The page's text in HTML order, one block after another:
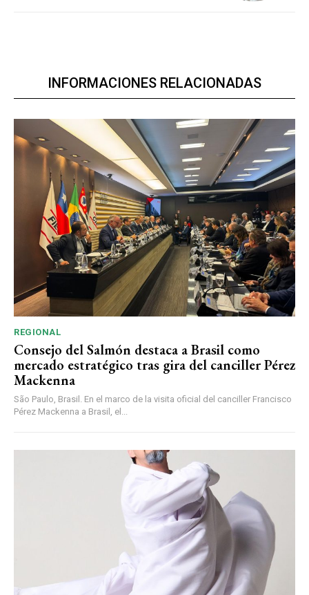
INFORMACIONES RELACIONADAS
REGIONAL
Consejo del Salmón destaca a Brasil como
mercado estratégico tras gira del canciller Pérez
Mackenna
São Paulo, Brasil. En el marco de la visita oficial del canciller Francisco
Pérez Mackenna a Brasil, el...